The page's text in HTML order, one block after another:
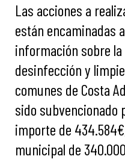
Las acciones a
están encaminadas
información sobre la
desinfección y
comunes de Costa
sido subvencionado
importe de
municipal de